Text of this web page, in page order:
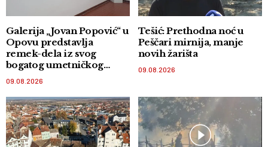
Galerija „Jovan Popović“ u
Opovu predstavlja
remek-dela iz svog
bogatog umetničkog
fonda
09.08.2026
Tešić: Prethodna noć u
Peščari mirnija, manje
novih žarišta
09.08.2026